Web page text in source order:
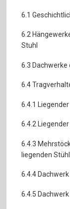
6.1
6.2
Stuhl
6.3
6.4
6.4.1 Liegender
6.4.2
6.4.3
liegenden
6.4.4
6.4.5